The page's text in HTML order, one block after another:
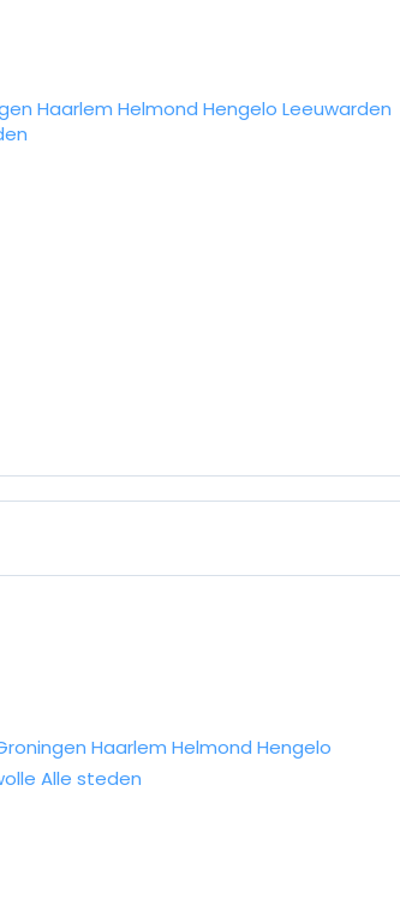
Haarlem Helmond Hengelo Leeuwarden
Haarlem Helmond Hengelo
Alle steden